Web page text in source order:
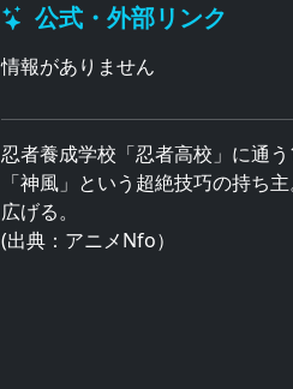
公式・外部リンク
情報がありません
忍者養成学校「忍者高校」に通
「神風」という超絶技巧の持ち
広げる。
(出典：アニメNfo）